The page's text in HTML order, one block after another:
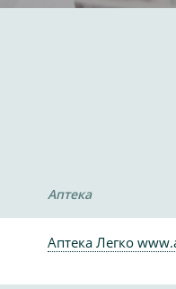
Аптека
Аптека Легко